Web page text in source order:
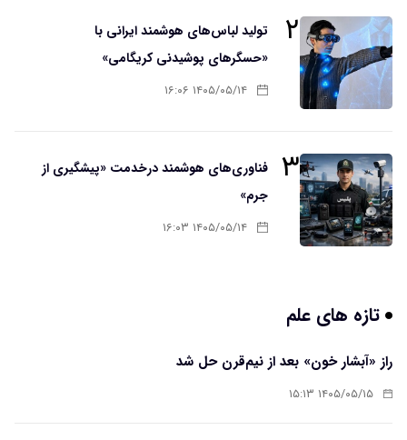
۲
تولید لباس‌های هوشمند ایرانی با
«حسگرهای پوشیدنی کریگامی»
۱۴۰۵/۰۵/۱۴ ۱۶:۰۶
۳
فناوری‌های هوشمند درخدمت «پیشگیری از
جرم»
۱۴۰۵/۰۵/۱۴ ۱۶:۰۳
تازه های علم
راز «آبشار خون» بعد از نیم‌قرن حل شد
۱۴۰۵/۰۵/۱۵ ۱۵:۱۳